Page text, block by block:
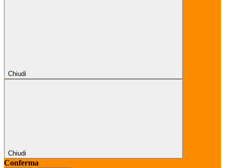
Chiudi
Chiudi
Conferma